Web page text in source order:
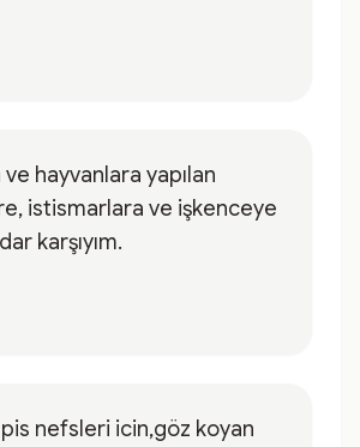
hayvanlara yapılan
istismarlara ve işkenceye
karşıyım.
nefsleri icin,göz koyan